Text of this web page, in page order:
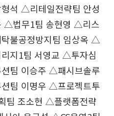
석 △리테일전략팀 안성
△법무1팀 송현영 △리스
불공정방지팀 임상옥 △
지1팀 서영교 △투자심
팀 이승주 △패시브솔루
팀 이명우 △프로젝트투
팀 조소현 △플랫폼전략